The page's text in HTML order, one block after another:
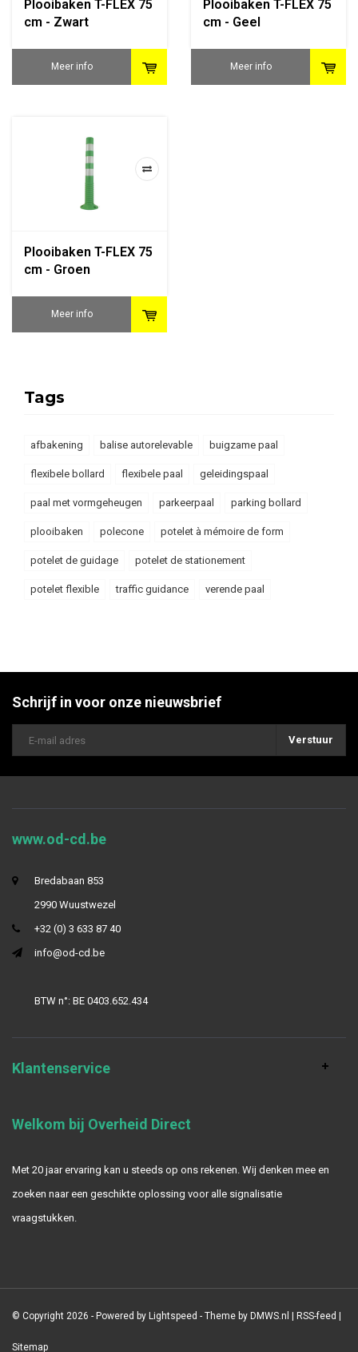
Plooibaken T-FLEX 75
cm - Zwart
Meer info
Plooibaken T-FLEX 75
cm - Geel
Meer info
Plooibaken T-FLEX 75
cm - Groen
Meer info
Tags
afbakening balise autorelevable buigzame paal
flexibele bollard flexibele paal geleidingspaal
paal met vormgeheugen parkeerpaal parking bollard
plooibaken polecone potelet à mémoire de form
potelet de guidage potelet de stationement
potelet flexible traffic guidance verende paal
Schrijf in voor onze nieuwsbrief
Verstuur
www.od-cd.be
Bredabaan 853
2990 Wuustwezel
+32 (0) 3 633 87 40
info@od-cd.be
BTW n°: BE 0403.652.434
Klantenservice
Welkom bij Overheid Direct
Met 20 jaar ervaring kan u steeds op ons rekenen. Wij denken mee en
zoeken naar een geschikte oplossing voor alle signalisatie
vraagstukken.
© Copyright 2026 - Powered by Lightspeed - Theme by DMWS.nl RSS-feed
Sitemap